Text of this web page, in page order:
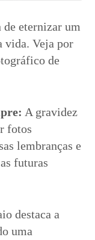
de eternizar um
vida. Veja por
de
A gravidez
fotos
lembranças e
futuras
destaca a
uma